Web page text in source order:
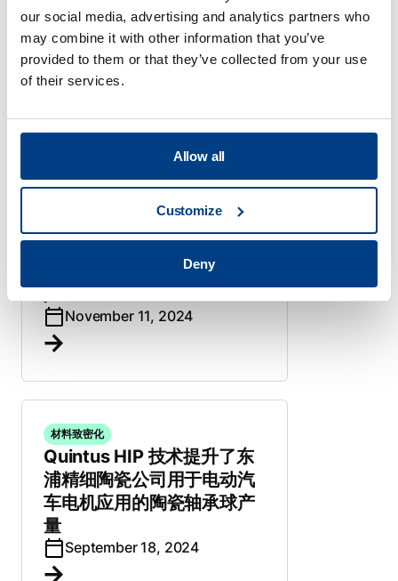
our social media, advertising and analytics partners who
may combine it with other information that you’ve
provided to them or that they’ve collected from your use
of their services.
Allow all
Customize
Deny
将增材制造（AM）与HIP技
术相结合，是否是实现广泛
工业化所需的最后推动力？
March 26, 2025
造及粉末冶金零件的精益生
产
November 11, 2024
材料致密化
Quintus HIP 技术提升了东
浦精细陶瓷公司用于电动汽
车电机应用的陶瓷轴承球产
量
September 18, 2024